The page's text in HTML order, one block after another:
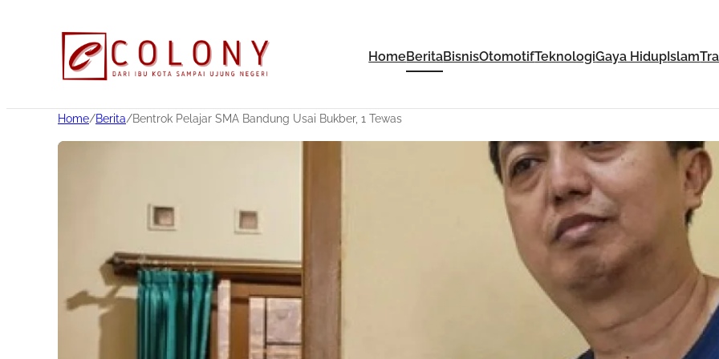
HomeBeritaBisnisOtomotifTeknologiGaya Hidup Islam
Home/Berita/Bentrok Pelajar SMA Bandung Usai Bukber, 1 Tewas